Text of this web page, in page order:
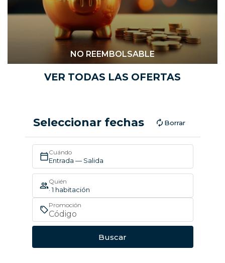
NO REEMBOLSABLE
VER TODAS LAS OFERTAS
Seleccionar fechas Borrar
Cuándo
Entrada — Salida
Quién
· 1 habitación
Promoción
Buscar